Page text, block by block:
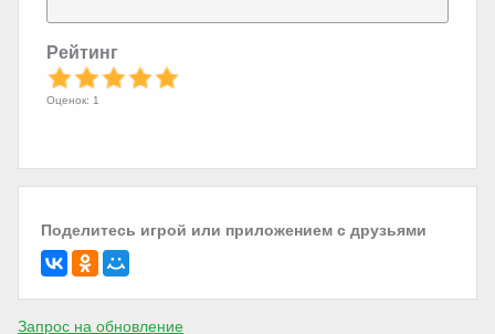
Рейтинг
Оценок: 1
Поделитесь игрой или приложением с друзьями
Запрос на обновление